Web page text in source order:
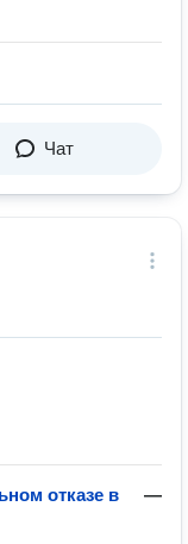
Чат
отказе в
—